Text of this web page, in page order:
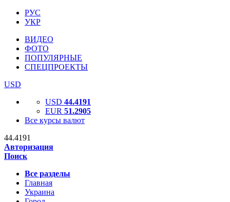
РУС
УКР
ВИДЕО
ФОТО
ПОПУЛЯРНЫЕ
СПЕЦПРОЕКТЫ
USD
USD 44.4191
EUR 51.2905
Все курсы валют
44.4191
Авторизация
Поиск
Все разделы
Главная
Украина